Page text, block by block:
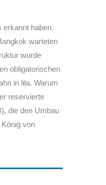
erkannt haben.
warteten
wurde
obligatorischen
in lila. Warum
reservierte
die den Umbau
von